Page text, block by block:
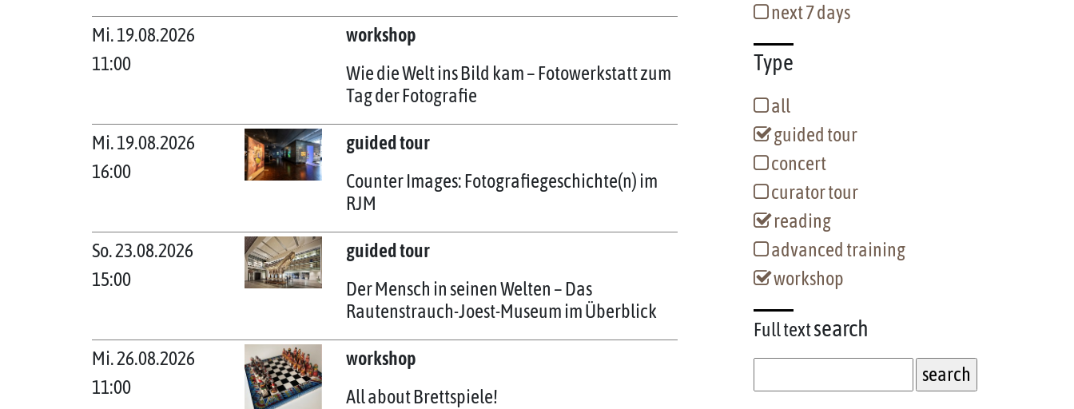
Mi. 19.08.2026
11:00
workshop
Wie die Welt ins Bild kam – Fotowerkstatt zum
Tag der Fotografie
Mi. 19.08.2026
16:00
guided tour
Counter Images: Fotografiegeschichte(n) im
RJM
So. 23.08.2026
15:00
guided tour
Der Mensch in seinen Welten – Das
Rautenstrauch-Joest-Museum im Überblick
Mi. 26.08.2026
11:00
workshop
All about Brettspiele!
next 7 days
Type
all
guided tour
concert
curator tour
reading
advanced training
workshop
Full textsearch